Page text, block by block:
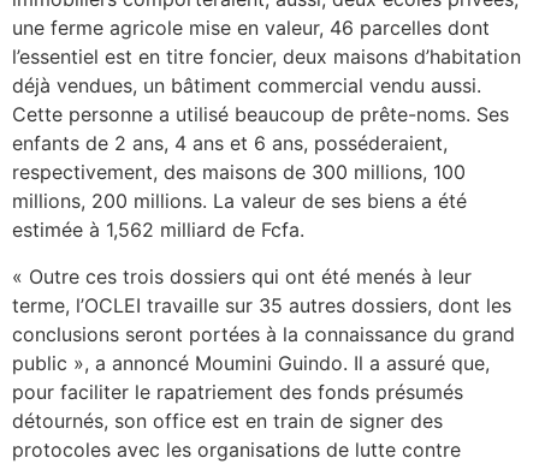
une ferme agricole mise en valeur, 46 parcelles dont
l’essentiel est en titre foncier, deux maisons d’habitation
déjà vendues, un bâtiment commercial vendu aussi.
Cette personne a utilisé beaucoup de prête-noms. Ses
enfants de 2 ans, 4 ans et 6 ans, posséderaient,
respectivement, des maisons de 300 millions, 100
millions, 200 millions. La valeur de ses biens a été
estimée à 1,562 milliard de Fcfa.
« Outre ces trois dossiers qui ont été menés à leur
terme, l’OCLEI travaille sur 35 autres dossiers, dont les
conclusions seront portées à la connaissance du grand
public », a annoncé Moumini Guindo. Il a assuré que,
pour faciliter le rapatriement des fonds présumés
détournés, son office est en train de signer des
protocoles avec les organisations de lutte contre